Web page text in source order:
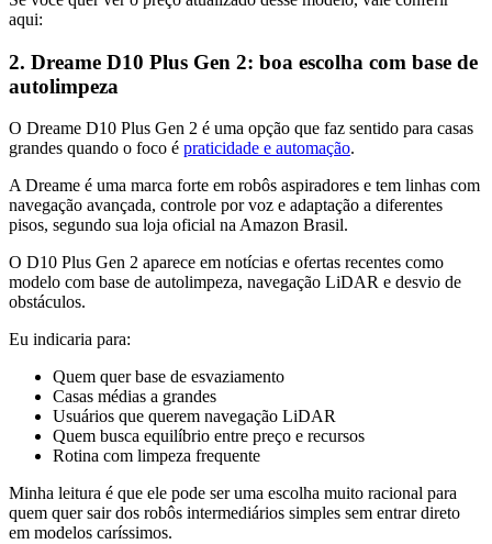
aqui:
2. Dreame D10 Plus Gen 2: boa escolha com base de
autolimpeza
O Dreame D10 Plus Gen 2 é uma opção que faz sentido para casas
grandes quando o foco é praticidade e automação.
A Dreame é uma marca forte em robôs aspiradores e tem linhas com
navegação avançada, controle por voz e adaptação a diferentes
pisos, segundo sua loja oficial na Amazon Brasil.
O D10 Plus Gen 2 aparece em notícias e ofertas recentes como
modelo com base de autolimpeza, navegação LiDAR e desvio de
obstáculos.
Eu indicaria para:
Quem quer base de esvaziamento
Casas médias a grandes
Usuários que querem navegação LiDAR
Quem busca equilíbrio entre preço e recursos
Rotina com limpeza frequente
Minha leitura é que ele pode ser uma escolha muito racional para
quem quer sair dos robôs intermediários simples sem entrar direto
em modelos caríssimos.